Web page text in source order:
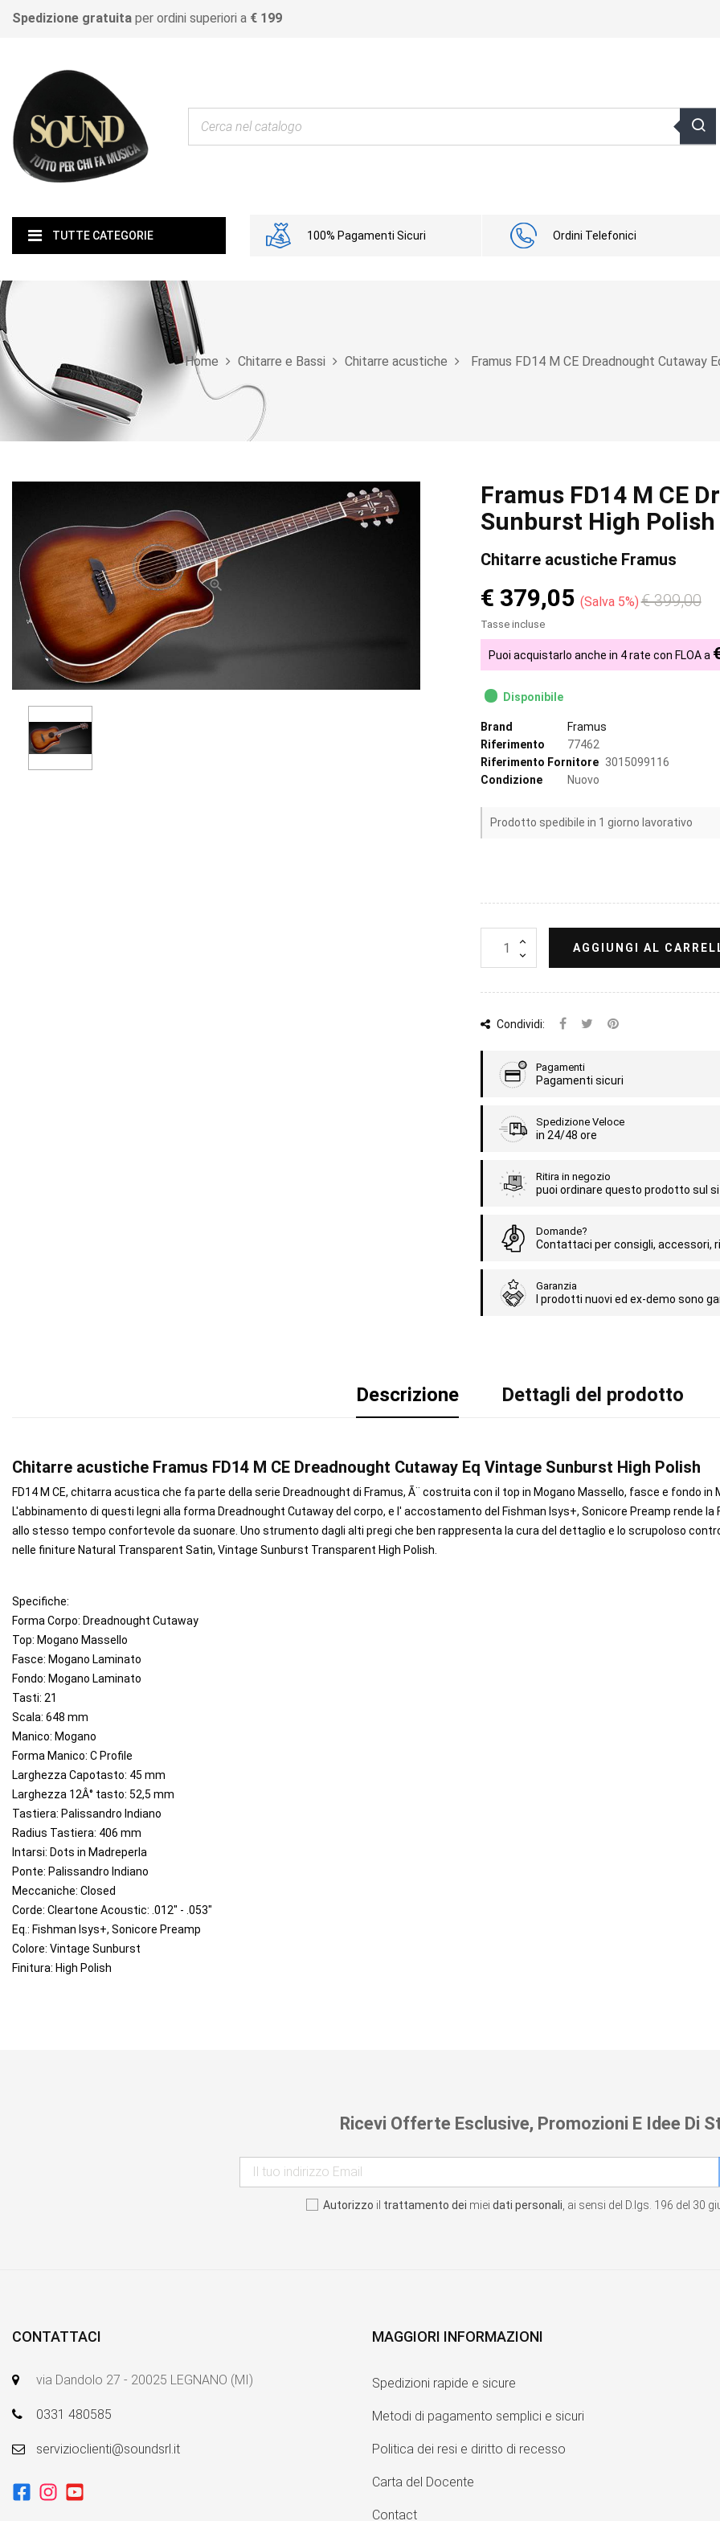
Spedizione gratuita per ordini superiori a € 199
TUTTE CATEGORIE 100% Pagamenti Sicuri Ordini Telefonici
Home Chitarre e Bassi Chitarre acustiche Framus FD14 M CE Dreadnought Cutaway

Framus FD14 M CE
Sunburst High Polish
Chitarre acustiche Framus
€ 379,05 Salva 5% € 399,00
Tasse incluse
Puoi acquistarlo anche in 4 rate con FLOA a
Disponibile
Brand
Framus
Riferimento
77462
Riferimento Fornitore 3015099116
Condizione
Nuovo
Prodotto spedibile in 1 giorno lavorativo
AGGIUNGI AL
Condividi:
Pagamenti
Pagamenti sicuri
Spedizione Veloce
in 24/48 ore
Ritira in negozio
puoi ordinare questo prodotto sul
Domande?
Contattaci per consigli, accessori,
Garanzia
I prodotti nuovi ed ex-demo sono
Descrizione Dettagli del prodotto
Chitarre acustiche Framus FD14 M CE Dreadnought Cutaway Eq Vintage Sunburst High Polish
FD14 M CE, chitarra acustica che fa parte della serie Dreadnought di Framus, Ã¨ costruita con il top in Mogano Massello, fasce e fondo
L'abbinamento di questi legni alla forma Dreadnought Cutaway del corpo, e l' accostamento del Fishman Isys+, Sonicore Preamp rende
allo stesso tempo confortevole da suonare. Uno strumento dagli alti pregi che ben rappresenta la cura del dettaglio e lo scrupoloso
nelle finiture Natural Transparent Satin, Vintage Sunburst Transparent High Polish.
Specifiche:
Forma Corpo: Dreadnought Cutaway
Top: Mogano Massello
Fasce: Mogano Laminato
Fondo: Mogano Laminato
Tasti: 21
Scala: 648 mm
Manico: Mogano
Forma Manico: C Profile
Larghezza Capotasto: 45 mm
Larghezza 12Â° tasto: 52,5 mm
Tastiera: Palissandro Indiano
Radius Tastiera: 406 mm
Intarsi: Dots in Madreperla
Ponte: Palissandro Indiano
Meccaniche: Closed
Corde: Cleartone Acoustic: .012" - .053"
Eq.: Fishman Isys+, Sonicore Preamp
Colore: Vintage Sunburst
Finitura: High Polish
Ricevi Offerte Esclusive, Promozioni E Idee Di
Autorizzo il trattamento dei miei dati personali , ai sensi del D.lgs. 196 del 30
CONTATTACI
via Dandolo 27 - 20025 LEGNANO (MI)
0331 480585
servizioclienti@soundsrl.it
MAGGIORI INFORMAZIONI
Spedizioni rapide e sicure
Metodi di pagamento semplici e sicuri
Politica dei resi e diritto di recesso
Carta del Docente
Contact